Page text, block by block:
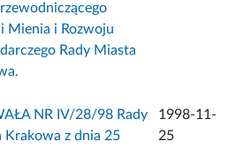
Mienia i Rozwoju
Rady Miasta
NR IV/28/98 Rady
Krakowa z dnia 25
1998-11-
25